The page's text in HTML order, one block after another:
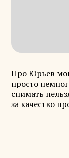
Про Юрьев
просто
снимать
за качество